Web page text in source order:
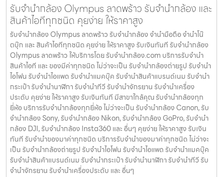
รับจํานํากล้อง Olympus ลาดพร้าว รับจํานํากล้อง และ
สินค้าไอทีทุกชนิด คุยง่าย ให้ราคาสูง
รับจํานํากล้อง Olympus ลาดพร้าว รับจํานํากล้อง จำนำมือถือ จำนำโน๊
ตบุ๊ก และ สินค้าไอทีทุกชนิด คุยง่าย ให้ราคาสูง รับเงินทันที รับจํานํากล้อง
Olympus ลาดพร้าว ให้บริการโดย รับจํานํากล้อง.com บริการรับจํานํา
สินค้าไอที และ ของมีค่าทุกชนิด ไม่ว่าจะเป็น รับจํานํากล้องถ่ายรูป รับจํานํา
ไอโฟน รับจํานําไอแพด รับจํานําแมคบุ๊ค รับจํานําสินค้าแบรนด์เนม รับจํานํา
กระเป๋า รับจํานํานาฬิกา รับจํานําทีวี รับจํานําจักรยาน รับจํานําเครื่อง
ประดับ คุยง่าย ให้ราคาสูง รับเงินทันที มีสาขาใกล้คุณ รับจำนำกล้องทุก
ยี่ห้อ บริการรับจำนำกล้องทุกยี่ห้อ ไม่ว่าจะเป็น รับจำนำกล้อง Canon, รับ
จำนำกล้อง Sony, รับจำนำกล้อง Nikon, รับจำนำกล้อง GoPro, รับจำนำ
กล้อง DJI, รับจำนำกล้อง Insta360 และ อื่นๆ คุยง่าย ให้ราคาสูง รับเงิน
ทันที รับจำนำของมาค่าทุกชนิด บริการรับจำนำของมาค่าทุกชนิด ไม่ว่าจะ
เป็น รับจํานํากล้องถ่ายรูป รับจํานําไอโฟน รับจํานําไอแพด รับจํานําแมคบุ๊ค
รับจํานําสินค้าแบรนด์เนม รับจํานํากระเป๋า รับจํานํานาฬิกา รับจํานําทีวี รับ
จํานําจักรยาน รับจํานําเครื่องประดับ และ อื่นๆ